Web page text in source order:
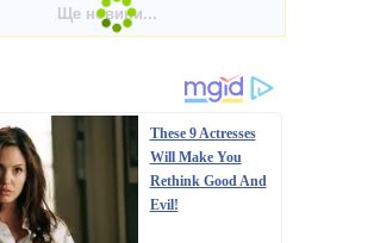
These 9 Actresses
Will Make You
Rethink Good And
Evil!